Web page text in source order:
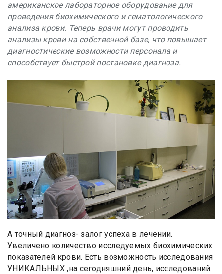
американское лабораторное оборудование для
проведения биохимического и гематологического
анализа крови. Теперь врачи могут проводить
анализы крови на собственной базе, что повышает
диагностические возможности персонала и
способствует быстрой постановке диагноза.
А точный диагноз- залог успеха в лечении.
Увеличено количество исследуемых биохимических
показателей крови. Есть возможность исследования
УНИКАЛЬНЫХ ,на сегодняшний день, исследований.